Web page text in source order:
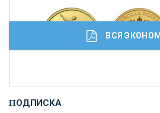
И
сохранения и увеличения
ВСЯ
ПОДПИСКА